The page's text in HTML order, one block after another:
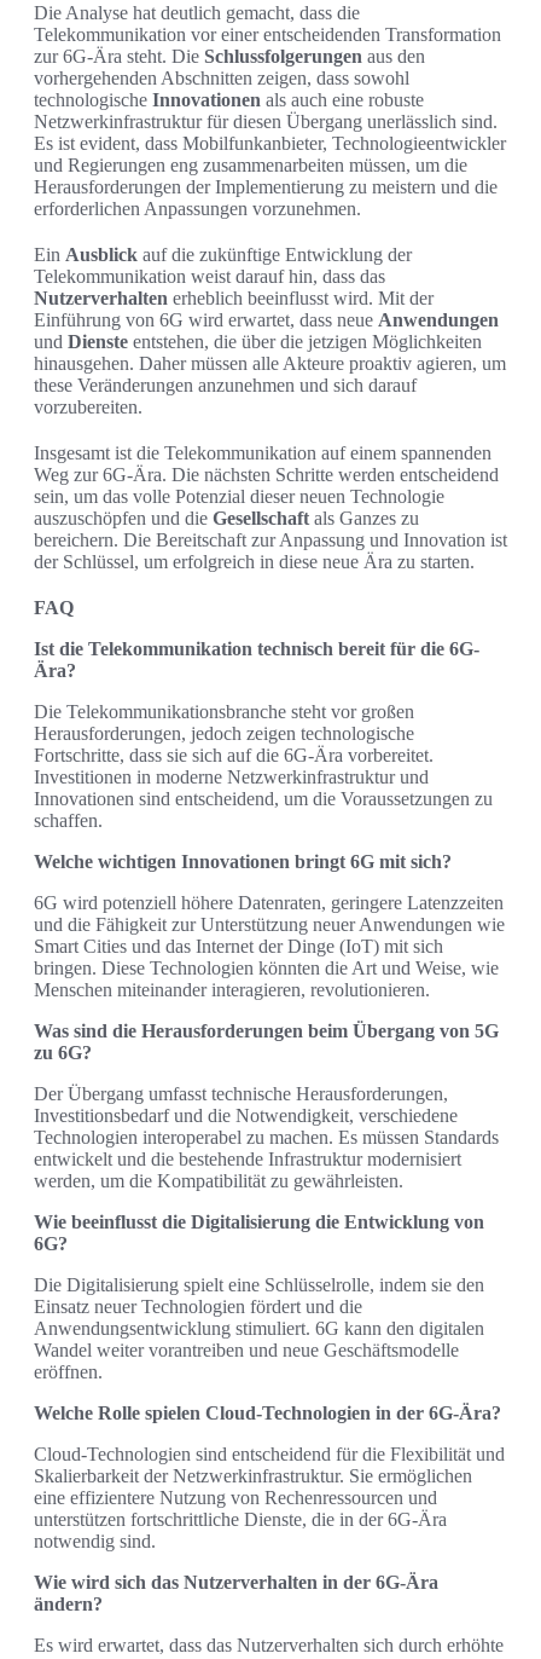
Die Analyse hat deutlich gemacht, dass die
Telekommunikation vor einer entscheidenden Transformation
zur 6G-Ära steht. Die Schlussfolgerungen aus den
vorhergehenden Abschnitten zeigen, dass sowohl
technologische Innovationen als auch eine robuste
Netzwerkinfrastruktur für diesen Übergang unerlässlich sind.
Es ist evident, dass Mobilfunkanbieter, Technologieentwickler
und Regierungen eng zusammenarbeiten müssen, um die
Herausforderungen der Implementierung zu meistern und die
erforderlichen Anpassungen vorzunehmen.
Ein Ausblick auf die zukünftige Entwicklung der
Telekommunikation weist darauf hin, dass das
Nutzerverhalten erheblich beeinflusst wird. Mit der
Einführung von 6G wird erwartet, dass neue Anwendungen
und Dienste entstehen, die über die jetzigen Möglichkeiten
hinausgehen. Daher müssen alle Akteure proaktiv agieren, um
these Veränderungen anzunehmen und sich darauf
vorzubereiten.
Insgesamt ist die Telekommunikation auf einem spannenden
Weg zur 6G-Ära. Die nächsten Schritte werden entscheidend
sein, um das volle Potenzial dieser neuen Technologie
auszuschöpfen und die Gesellschaft als Ganzes zu
bereichern. Die Bereitschaft zur Anpassung und Innovation ist
der Schlüssel, um erfolgreich in diese neue Ära zu starten.
FAQ
Ist die Telekommunikation technisch bereit für die 6G-
Ära?
Die Telekommunikationsbranche steht vor großen
Herausforderungen, jedoch zeigen technologische
Fortschritte, dass sie sich auf die 6G-Ära vorbereitet.
Investitionen in moderne Netzwerkinfrastruktur und
Innovationen sind entscheidend, um die Voraussetzungen zu
schaffen.
Welche wichtigen Innovationen bringt 6G mit sich?
6G wird potenziell höhere Datenraten, geringere Latenzzeiten
und die Fähigkeit zur Unterstützung neuer Anwendungen wie
Smart Cities und das Internet der Dinge (IoT) mit sich
bringen. Diese Technologien könnten die Art und Weise, wie
Menschen miteinander interagieren, revolutionieren.
Was sind die Herausforderungen beim Übergang von 5G
zu 6G?
Der Übergang umfasst technische Herausforderungen,
Investitionsbedarf und die Notwendigkeit, verschiedene
Technologien interoperabel zu machen. Es müssen Standards
entwickelt und die bestehende Infrastruktur modernisiert
werden, um die Kompatibilität zu gewährleisten.
Wie beeinflusst die Digitalisierung die Entwicklung von
6G?
Die Digitalisierung spielt eine Schlüsselrolle, indem sie den
Einsatz neuer Technologien fördert und die
Anwendungsentwicklung stimuliert. 6G kann den digitalen
Wandel weiter vorantreiben und neue Geschäftsmodelle
eröffnen.
Welche Rolle spielen Cloud-Technologien in der 6G-Ära?
Cloud-Technologien sind entscheidend für die Flexibilität und
Skalierbarkeit der Netzwerkinfrastruktur. Sie ermöglichen
eine effizientere Nutzung von Rechenressourcen und
unterstützen fortschrittliche Dienste, die in der 6G-Ära
notwendig sind.
Wie wird sich das Nutzerverhalten in der 6G-Ära
ändern?
Es wird erwartet, dass das Nutzerverhalten sich durch erhöhte